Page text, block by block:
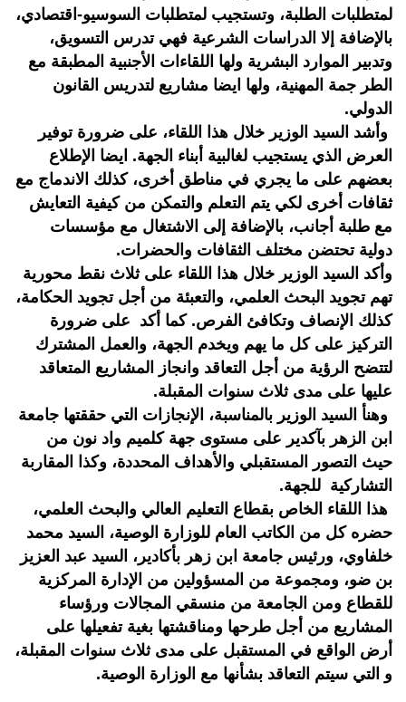
لمتطلبات الطلبة، وتستجيب لمتطلبات السوسيو-اقتصادي،
بالإضافة إلا الدراسات الشرعية فهي تدرس التسويق،
وتدبير الموارد البشرية ولها اللقاءات الأجنبية المطبقة مع
الطر جمة المهنية، ولها ايضا مشاريع لتدريس القانون
الدولي.
وأشد السيد الوزير خلال هذا اللقاء، على ضرورة توفير
العرض الذي يستجيب لغالبية أبناء الجهة. ايضا الإطلاع
بعضهم على ما يجري في مناطق أخرى، كذلك الاندماج مع
ثقافات أخرى لكي يتم التعلم والتمكن من كيفية التعايش
مع طلبة أجانب، بالإضافة إلى الاشتغال مع مؤسسات
دولية تحتضن مختلف الثقافات والحضرات.
وأكد السيد الوزير خلال هذا اللقاء على ثلاث نقط محورية
تهم تجويد البحث العلمي، والتعبئة من أجل تجويد الحكامة،
كذلك الإنصاف وتكافئ الفرص. كما أكد على ضرورة
التركيز على كل ما يهم ويخدم الجهة، والعمل المشترك
لتتضح الرؤية من أجل التعاقد وانجاز المشاريع المتعاقد
عليها على مدى ثلاث سنوات المقبلة.
وهنأ السيد الوزير بالمناسبة، الإنجازات التي حققتها جامعة
ابن الزهر بآكدير على مستوى جهة كلميم واد نون من
حيث التصور المستقبلي والأهداف المحددة، وكذا المقاربة
التشاركية للجهة.
هذا اللقاء الخاص بقطاع التعليم العالي والبحث العلمي،
حضره كل من الكاتب العام للوزارة الوصية، السيد محمد
خلفاوي، ورئيس جامعة ابن زهر بأكادير، السيد عبد العزيز
بن ضو، ومجموعة من المسؤولين من الإدارة المركزية
للقطاع ومن الجامعة من منسقي المجالات ورؤساء
المشاريع من أجل طرحها ومناقشتها بغية تفعيلها على
أرض الواقع في المستقبل على مدى ثلاث سنوات المقبلة،
و التي سيتم التعاقد بشأنها مع الوزارة الوصية.